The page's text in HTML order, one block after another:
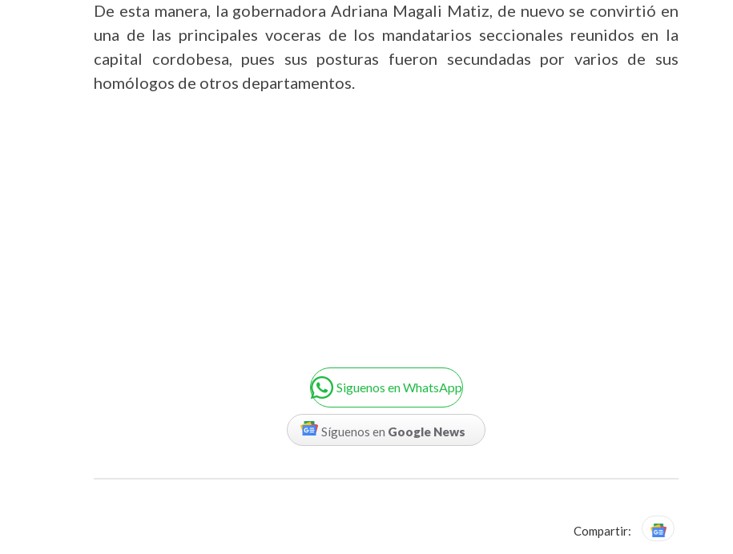
De esta manera, la gobernadora Adriana Magali Matiz, de nuevo se convirtió en
una de las principales voceras de los mandatarios seccionales reunidos en la
capital cordobesa, pues sus posturas fueron secundadas por varios de sus
homólogos de otros departamentos.
Siguenos en WhatsApp
Síguenos en Google News
Compartir: